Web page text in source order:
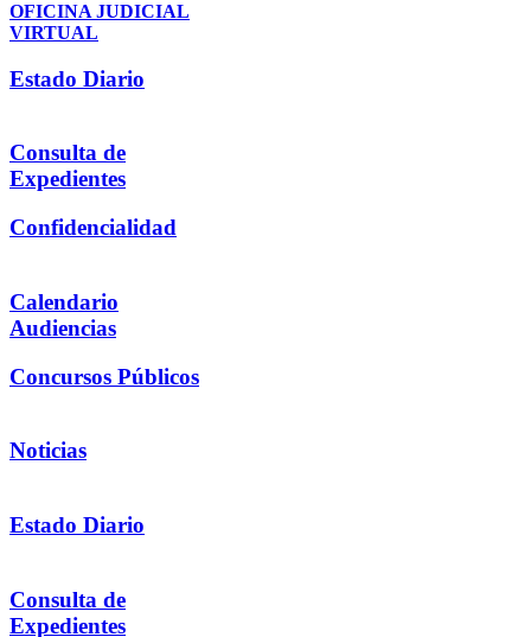
OFICINA JUDICIAL
VIRTUAL
Estado Diario
Consulta de
Expedientes
Confidencialidad
Calendario
Audiencias
Concursos Públicos
Noticias
Estado Diario
Consulta de
Expedientes